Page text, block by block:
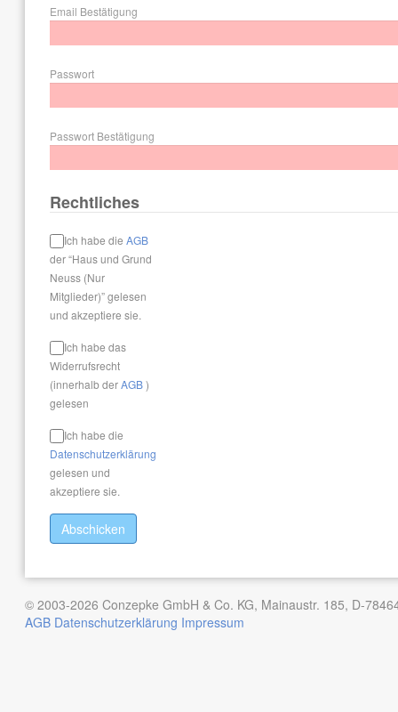
Email Bestätigung
Passwort
Passwort Bestätigung
Rechtliches
Ich habe die AGB
der “Haus und Grund
Neuss (Nur
Mitglieder)” gelesen
und akzeptiere sie.
Ich habe das
Widerrufsrecht
(innerhalb derAGB)
gelesen
Ich habe die
Datenschutzerklärung
gelesen und
akzeptiere sie.
Abschicken
© 2003-2026 Conzepke GmbH & Co. KG, Mainaustr. 185, D-
AGB Datenschutzerklärung Impressum